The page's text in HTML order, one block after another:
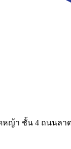
ญ้า ชั้น 4 ถนนลา